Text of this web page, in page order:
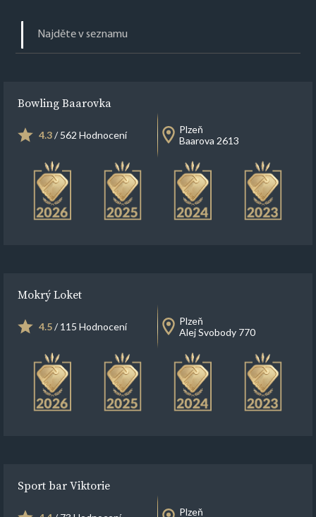
Bowling Baarovka
4.3/ 562 Hodnocení
Plzeň
Baarova 2613
Mokrý Loket
4.5/ 115 Hodnocení
Plzeň
Alej Svobody 770
Sport bar Viktorie
Plzeň